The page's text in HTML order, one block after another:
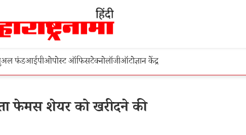
फंडआईपीओपोस्ट ऑफिसटेक्नोलॉजीऑटोज्ञान केंद्र
फेमस शेयर को खरीदने की